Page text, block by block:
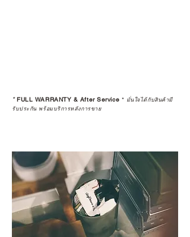
*FULL WARRANTY & After Service * มั่นใจได้กับสินค้ามี
รับประกัน พร้อมบริการหลังการขาย